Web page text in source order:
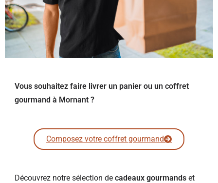
Vous souhaitez faire livrer un panier ou un coffret
gourmand à Mornant ?
Composez votre coffret gourmand
Découvrez notre sélection de cadeaux gourmands et